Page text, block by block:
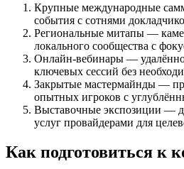
Крупные международные
события с сотнями
Региональные митапы —
локального сообщества с
Онлайн-вебинары —
ключевых сессий без
Закрытые мастермайнды —
опытных игроков с
Выставочные экспозиции —
услуг провайдерами для
Как подготовиться к